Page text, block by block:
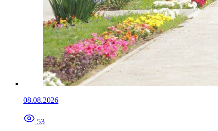
08.08.2026
53